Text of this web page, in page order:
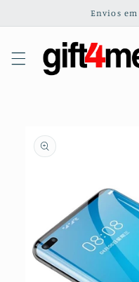
conteúdo
Envios
informação
do produto